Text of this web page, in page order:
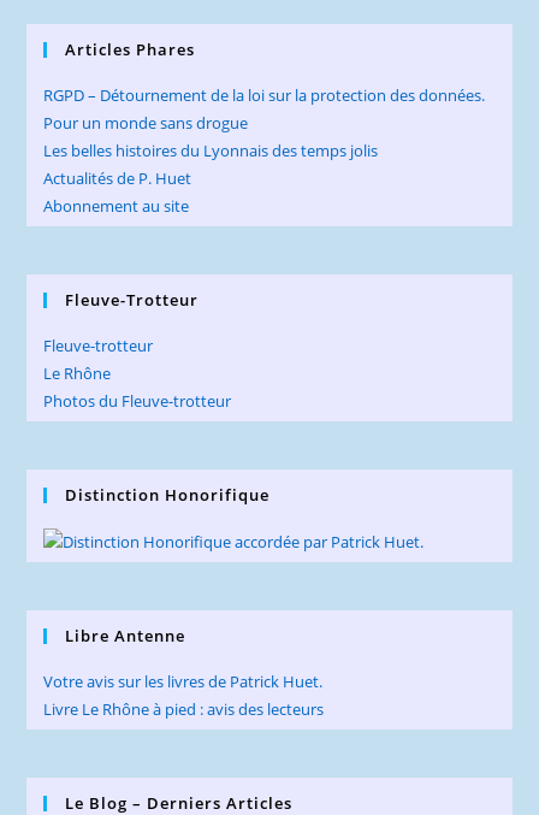
Articles Phares
RGPD – Détournement de la loi sur la protection des données.
Pour un monde sans drogue
Les belles histoires du Lyonnais des temps jolis
Actualités de P. Huet
Abonnement au site
Fleuve-Trotteur
Fleuve-trotteur
Le Rhône
Photos du Fleuve-trotteur
Distinction Honorifique
Libre Antenne
Votre avis sur les livres de Patrick Huet.
Livre Le Rhône à pied : avis des lecteurs
Le Blog – Derniers Articles